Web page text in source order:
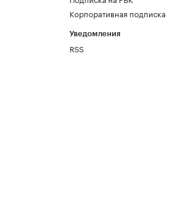
Корпоративная подписка
Уведомления
RSS